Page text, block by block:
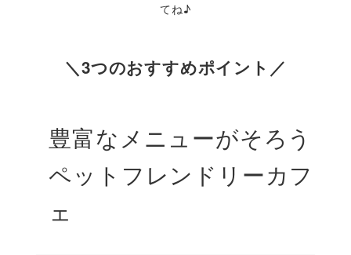
てね♪
＼3つのおすすめポイント／
豊富なメニューがそろう
ペットフレンドリーカフ
ェ